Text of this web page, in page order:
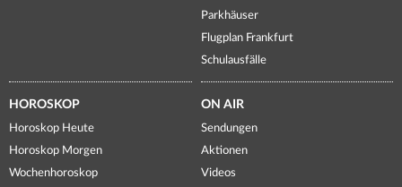
Parkhäuser
Flugplan Frankfurt
Schulausfälle
HOROSKOP
Horoskop Heute
Horoskop Morgen
Wochenhoroskop
ON AIR
Sendungen
Aktionen
Videos